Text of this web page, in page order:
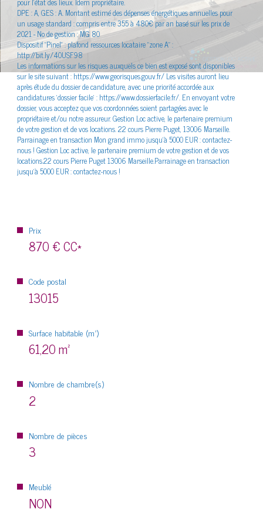
DPE : A, GES : A. Montant estimé des dépenses énergétiques annuelles pour
un usage standard : compris entre 355 à 480€ par an basé sur les prix de
2021 -No de gestion : MG 80
Dispositif "Pinel" : plafond ressources locataire "zone A" :
http://bit.ly/40USF98
Les informations sur les risques auxquels ce bien est exposé sont disponibles
sur le site suivant : https://www.georisques.gouv.fr/ Les visites auront lieu
après étude du dossier de candidature, avec une priorité accordée aux
candidatures 'dossier facile' : https://www.dossierfacile.fr/. En envoyant votre
dossier, vous acceptez que vos coordonnées soient partagées avec le
propriétaire et/ou notre assureur. Gestion Loc active, le partenaire premium
de votre gestion et de vos locations. 22 cours Pierre Puget, 13006 Marseille.
Parrainage en transaction Mon grand immo jusqu'à 5000 EUR : contactez-
nous ! Gestion Loc active, le partenaire premium de votre gestion et de vos
locations.22 cours Pierre Puget 13006 Marseille.Parrainage en transaction
jusqu'à 5000 EUR : contactez-nous !
Prix
870 €CC*
Code postal
13015
Surface habitable (m²)
61,20 m²
Nombre de chambre(s)
2
Nombre de pièces
3
Meublé
NON